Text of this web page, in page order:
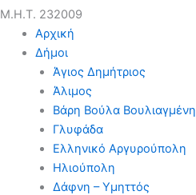
Μ.Η.Τ. 232009
Αρχική
Δήμοι
Άγιος Δημήτριος
Άλιμος
Βάρη Βούλα Βουλιαγμένη
Γλυφάδα
Ελληνικό Αργυρούπολη
Ηλιούπολη
Δάφνη – Υμηττός